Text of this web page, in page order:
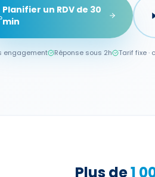
Planifier un RDV de 30
min
engagement Réponse sous 2h Tarif fixe
Plus de1